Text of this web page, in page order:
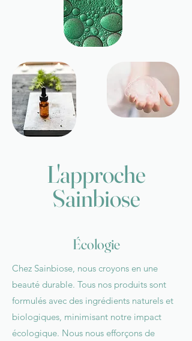
L'approche
Sainbiose
Écologie
Chez Sainbiose, nous croyons en une
beauté durable. Tous nos produits sont
formulés avec des ingrédients naturels et
biologiques, minimisant notre impact
écologique. Nous nous efforçons de